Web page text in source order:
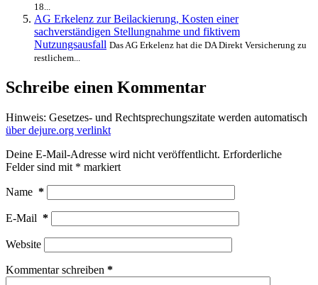
18...
AG Erkelenz zur Beilackierung, Kosten einer
sachverständigen Stellungnahme und fiktivem
Nutzungsausfall Das AG Erkelenz hat die DA Direkt Versicherung zu
restlichem...
Schreibe einen Kommentar
Hinweis: Gesetzes- und Rechtsprechungszitate werden automatisch
über dejure.org verlinkt
Deine E-Mail-Adresse wird nicht veröffentlicht. Erforderliche
Felder sind mit * markiert
Name *
E-Mail *
Website
Kommentar schreiben *